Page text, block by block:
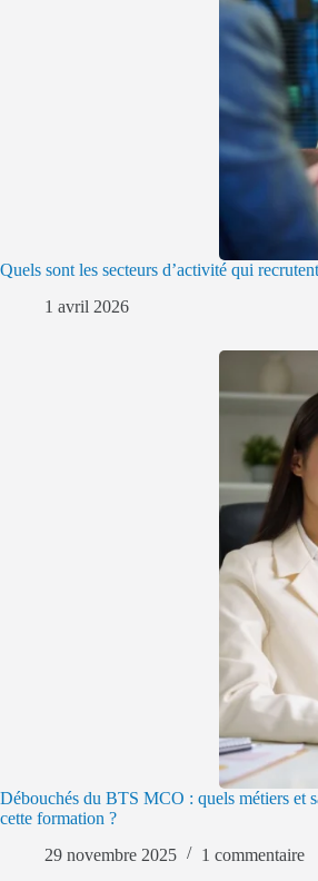
Quels sont les secteurs d’activité qui
1 avril 2026
Débouchés du BTS MCO : quels métiers et
cette formation ?
29 novembre 2025
1 commentaire